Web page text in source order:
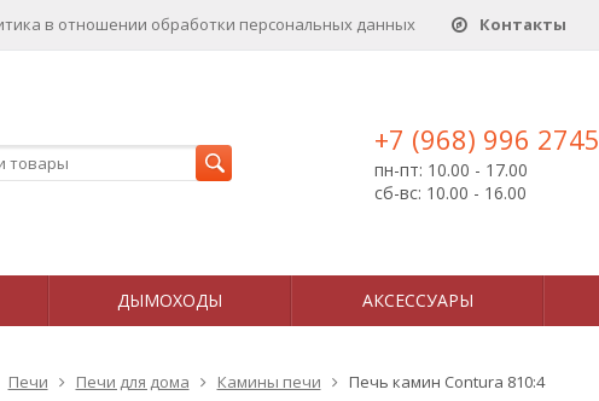
в отношении обработки персональных данныx Контакты
+7 (968) 996 2745
пн-пт: 10.00 - 17.00
сб-вс: 10.00 - 16.00
ДЫМОХОДЫ АКСЕССУАРЫ
Печи Печи для дома Камины печи Печь камин Contura 810:4